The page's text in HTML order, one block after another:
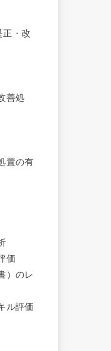
正・改
善処
置の有
価
）のレ
ル評価